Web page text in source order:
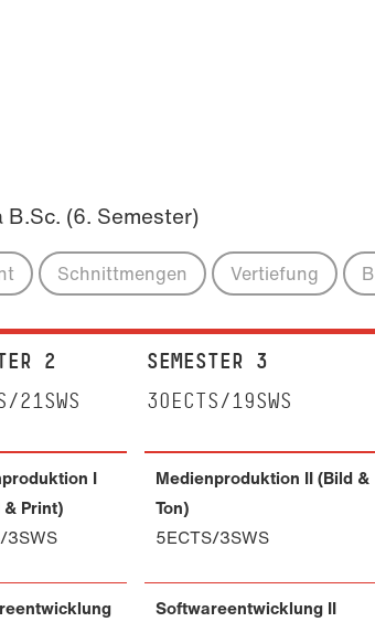
(6. Semester)
Schnittmengen Vertiefung
2
21SWS
SEMESTER 3
30ECTS/19SWS
I
Print)
3SWS
Medienproduktion II (Bild &
Ton)
5ECTS/3SWS
Softwareentwicklung II